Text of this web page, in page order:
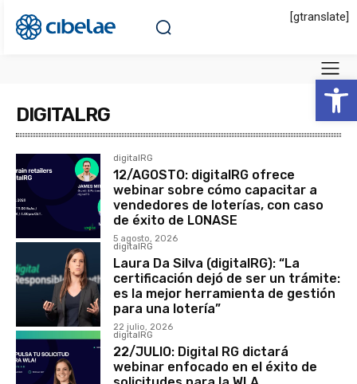
Abrir
[gtranslate]
DIGITALRG
digitalRG
12/AGOSTO: digitalRG ofrece
webinar sobre cómo capacitar a
vendedores de loterías, con caso
de éxito de LONASE
5 agosto, 2026
digitalRG
Laura Da Silva (digitalRG): “La
certificación dejó de ser un trámite:
es la mejor herramienta de gestión
para una lotería”
22 julio, 2026
digitalRG
22/JULIO: Digital RG dictará
webinar enfocado en el éxito de